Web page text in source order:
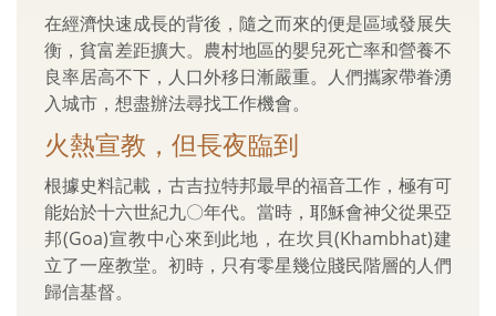
在經濟快速成長的背後，隨之而來的便是區域發展失
衡，貧富差距擴大。農村地區的嬰兒死亡率和營養不
良率居高不下，人口外移日漸嚴重。人們攜家帶眷湧
入城市，想盡辦法尋找工作機會。
火熱宣教，但長夜臨到
根據史料記載，古吉拉特邦最早的福音工作，極有可
能始於十六世紀九〇年代。當時，耶穌會神父從果亞
邦(Goa)宣教中心來到此地，在坎貝(Khambhat)建
立了一座教堂。初時，只有零星幾位賤民階層的人們
歸信基督。